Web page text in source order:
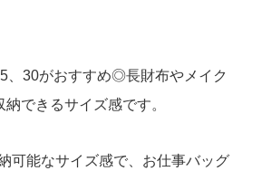
、30がおすすめ◎長財布やメイク
できるサイズ感です。
可能なサイズ感で、お仕事バッグ